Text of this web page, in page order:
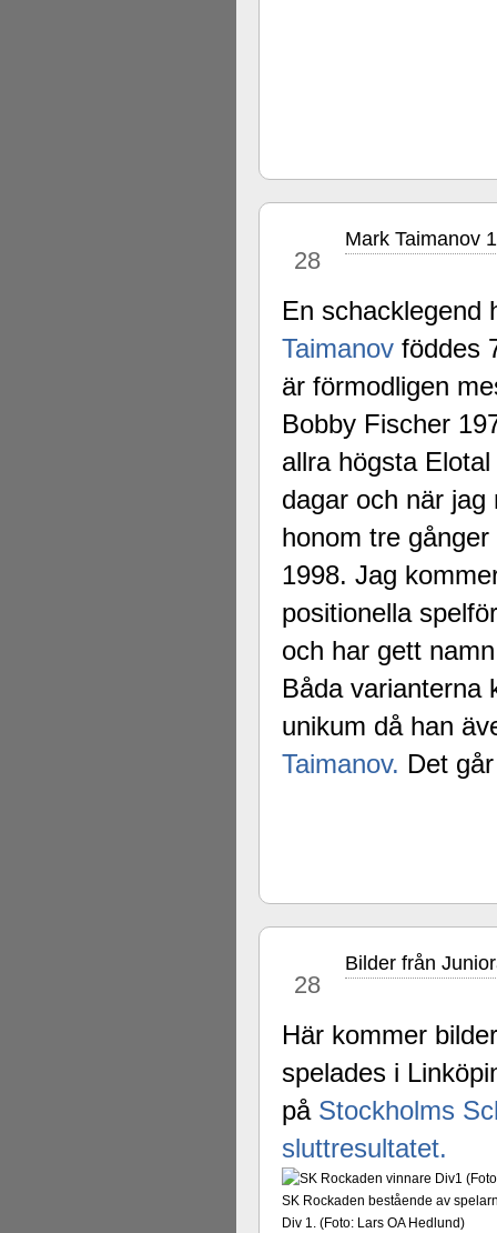
28
Mark Taimanov
En schacklegend
Taimanov föddes
är förmodligen
Bobby Fischer
allra högsta
dagar och när
honom tre
1998. Jag
positionella
och har gett
Båda varianterna
unikum då han
Taimanov. Det
28
Bilder från
Här kommer
spelades i
på Stockholms
sluttresultatet.
SK Rockaden bestående av
Div 1. (Foto: Lars OA Hedlund)